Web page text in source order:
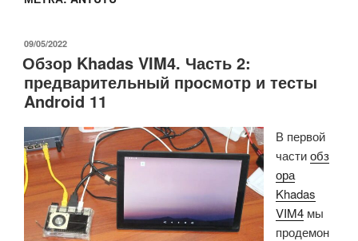
ОПУБЛИКОВАНО
09/05/2022
Обзор Khadas VIM4. Часть 2:
предварительный просмотр и тесты
Android 11
В первой
частиобз
ора
Khadas
VIM4 мы
продемон